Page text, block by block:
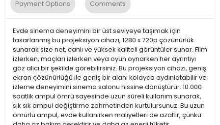
Payment Options Comments
Evde sinema deneyimini bir üst seviyeye taşımak için
tasarlanmış bu projeksiyon cihazı, 1280 x 720p çözünürlük
sunarak size net, canlı ve yüksek kaliteli görüntüler sunar. Film
izlerken, maçları izlerken veya oyun oynarken her ayrıntıyı
göz alıcı bir şekilde görebilirsiniz. Bu projeksiyon cihazı, geniş
ekran çözünürlüğü ile geniş bir alanı kolayca aydınlatabilir ve
izleme deneyimini sinema salonu hissine dönüştürür. 10.000
saatlik ampul ömrü sayesinde uzun süreli kullanım sunarak,
sık sık ampul değiştirme zahmetinden kurtulursunuz. Bu uzun
ömürlü ampul, evde kullanırken maliyetleri de azaltır, çünkü